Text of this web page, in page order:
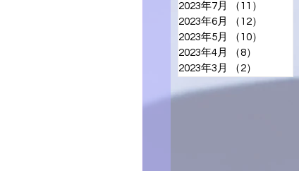
2023年7月
（11）
2023年6月
（12）
2023年5月
（10）
2023年4月
（8）
2023年3月
（2）